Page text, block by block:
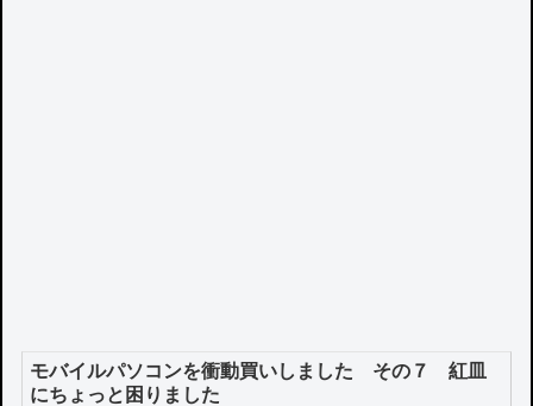
モバイルパソコンを衝動買いしました その７ 紅皿
にちょっと困りました